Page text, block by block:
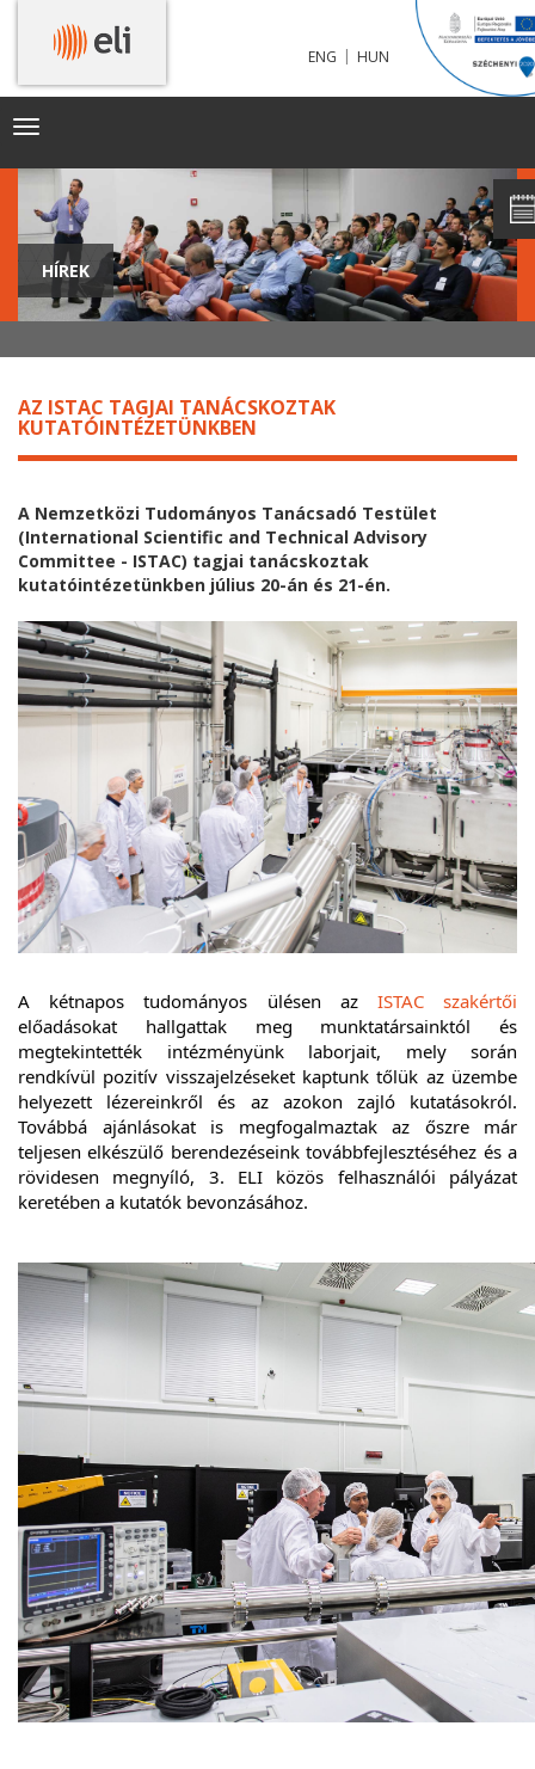
ENG | HUN
Toggle
HÍREK
AZ ISTAC TAGJAI TANÁCSKOZTAK
KUTATÓINTÉZETÜNKBEN
A Nemzetközi Tudományos Tanácsadó Testület
(International Scientific and Technical Advisory
Committee - ISTAC) tagjai tanácskoztak
kutatóintézetünkben július 20-án és 21-én.
A kétnapos tudományos ülésen az ISTAC szakértői
előadásokat hallgattak meg munktatársainktól és
megtekintették intézményünk laborjait, mely során
rendkívül pozitív visszajelzéseket kaptunk tőlük az üzembe
helyezett lézereinkről és az azokon zajló kutatásokról.
Továbbá ajánlásokat is megfogalmaztak az őszre már
teljesen elkészülő berendezéseink továbbfejlesztéséhez és a
rövidesen megnyíló, 3. ELI közös felhasználói pályázat
keretében a kutatók bevonzásához.